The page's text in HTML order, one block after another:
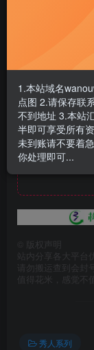
- 遇见解压密码不
- 资源失效/充值未
版权声明
站内分享各大平台
请勿搬运查到会封
值得花米，感觉不
秀人系列
1.本站域名
点图 2.请保存联
不到地址 3.本站
半即可享受所有
未到账请不要着
你处理即可...